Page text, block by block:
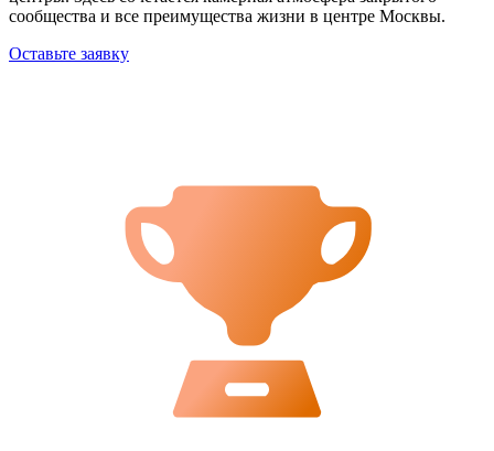
сообщества и все преимущества жизни в центре Москвы.
Оставьте заявку